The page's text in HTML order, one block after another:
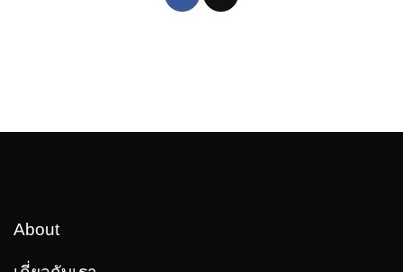
About